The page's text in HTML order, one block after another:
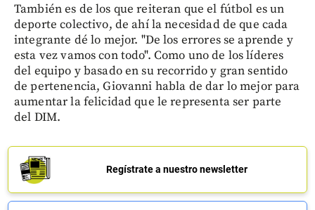
También es de los que reiteran que el fútbol es un
deporte colectivo, de ahí la necesidad de que cada
integrante dé lo mejor. "De los errores se aprende y
esta vez vamos con todo". Como uno de los líderes
del equipo y basado en su recorrido y gran sentido
de pertenencia, Giovanni habla de dar lo mejor para
aumentar la felicidad que le representa ser parte
del DIM.
Regístrate a nuestro newsletter